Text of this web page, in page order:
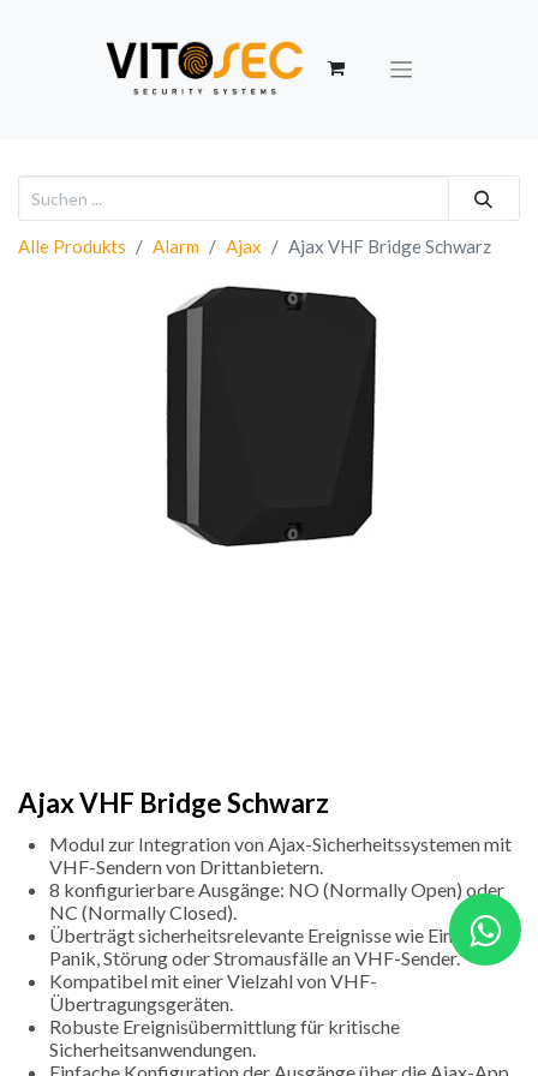
Alle Produkts Alarm Ajax Ajax VHF Bridge Schwarz
Ajax VHF Bridge Schwarz
Modul zur Integration von Ajax-Sicherheitssystemen mit
VHF-Sendern von Drittanbietern.
8 konfigurierbare Ausgänge: NO (Normally Open) oder
NC (Normally Closed).
Überträgt sicherheitsrelevante Ereignisse wie Einbruch,
Panik, Störung oder Stromausfälle an VHF-Sender.
Kompatibel mit einer Vielzahl von VHF-
Übertragungsgeräten.
Robuste Ereignisübermittlung für kritische
Sicherheitsanwendungen.